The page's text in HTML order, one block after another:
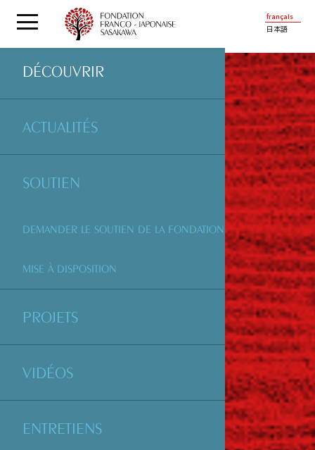
français
日本語
DÉCOUVRIR
ACTUALITÉS
SOUTIEN
DEMANDER LE SOUTIEN DE LA FONDATION
MISE À DISPOSITION
PROJETS
VIDÉOS
ENTRETIENS